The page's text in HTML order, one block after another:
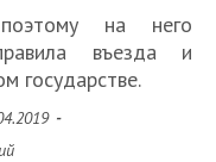
на него
въезда и
государстве.